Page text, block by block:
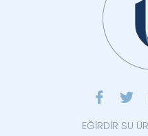
EĞİRDİR SU